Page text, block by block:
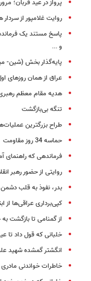
پرواز در عید قربان؛
روایت غلامپور از
پاسخ مستند یک
و ...
پایه‌گذار بخش (شین‌-
عراق از همان روزهای
هدیه مقام معظم
تنگه بی‌بازگشت
طراح بزرگترین
حماسه 34 روز مقاومت
فرماندهی که راهنمای
روایتی از حضور رهبر
بدر، نفوذ به قلب دشمن
کپی‌برداری عراقی‌ها از
از گمنامی تا بازگشت به
خلبانی که قول داد تا
انگشتر گمشده شهید
خاطرات خواندنی